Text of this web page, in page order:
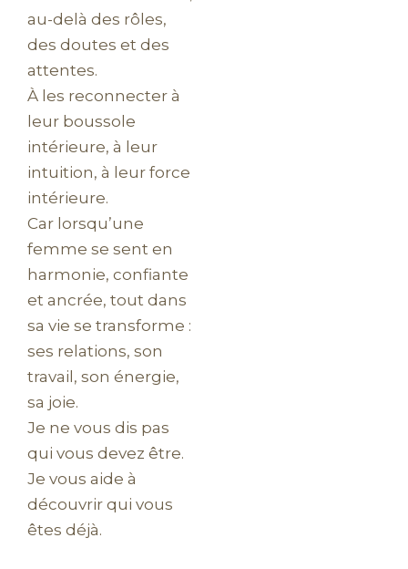
au-delà des rôles,
des doutes et des
attentes.
À les reconnecter à
leur boussole
intérieure, à leur
intuition, à leur force
intérieure.
Car lorsqu’une
femme se sent en
harmonie, confiante
et ancrée, tout dans
sa vie se transforme :
ses relations, son
travail, son énergie,
sa joie.
Je ne vous dis pas
qui vous devez être.
Je vous aide à
découvrir qui vous
êtes déjà.